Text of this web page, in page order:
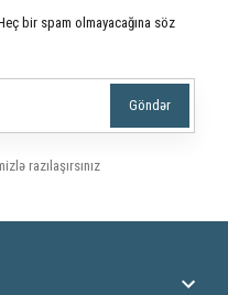
bir spam olmayacağına söz
razılaşırsınız